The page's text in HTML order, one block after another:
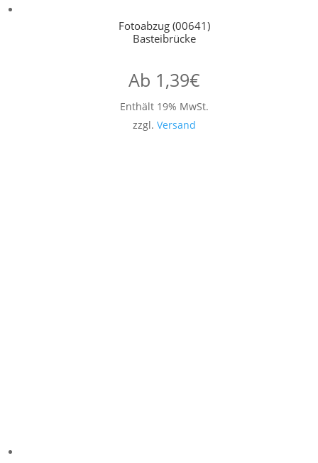
Fotoabzug (00641)
Basteibrücke
Ab 1,39€
Enthält 19% MwSt.
zzgl. Versand